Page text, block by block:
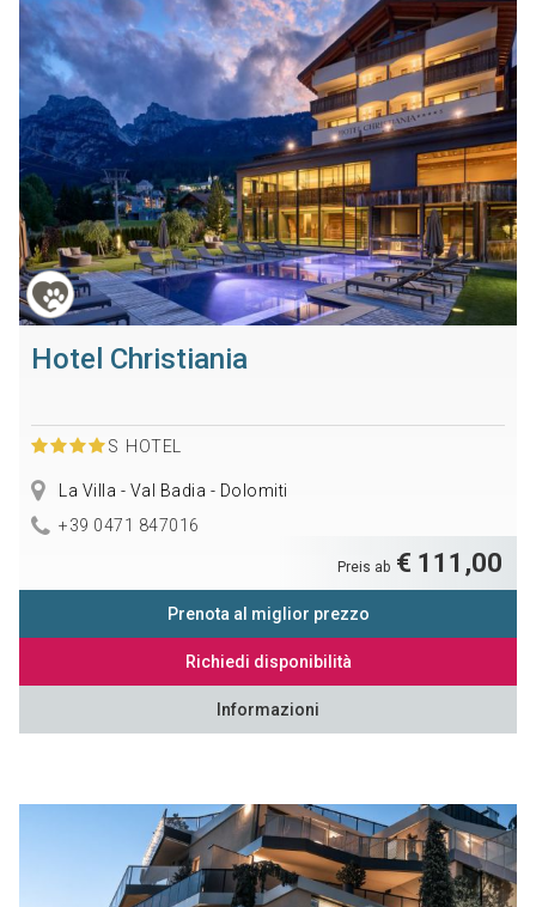
Hotel Christiania
S HOTEL
La Villa - Val Badia - Dolomiti
+39 0471 847016
Preis ab € 111,00
Prenota al miglior prezzo
Richiedi disponibilità
Informazioni